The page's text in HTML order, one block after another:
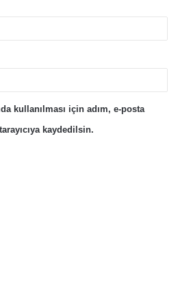
kullanılması için adım, e-posta
kaydedilsin.